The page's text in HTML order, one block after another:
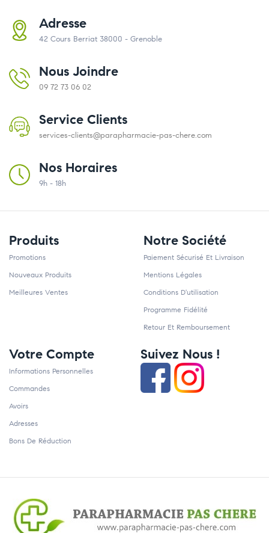
Adresse
42 Cours Berriat 38000 - Grenoble
Nous Joindre
09 72 73 06 02
Service Clients
services-clients@parapharmacie-pas-chere.com
Nos Horaires
9h - 18h
Produits
Promotions
Nouveaux Produits
Meilleures Ventes
Notre Société
Paiement Sécurisé Et Livraison
Mentions Légales
Conditions D'utilisation
Programme Fidélité
Retour Et Remboursement
Votre Compte
Informations Personnelles
Commandes
Avoirs
Adresses
Bons De Réduction
Suivez Nous !